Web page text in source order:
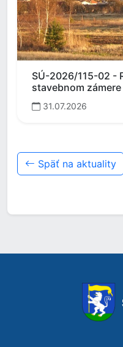
SÚ-2026/115-02 -
stavebnom zámere
31.07.2026
Späť na aktuality